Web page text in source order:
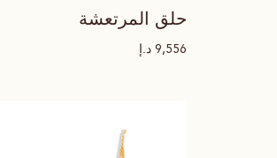
حلق المرتعشة
9,556 د.إ